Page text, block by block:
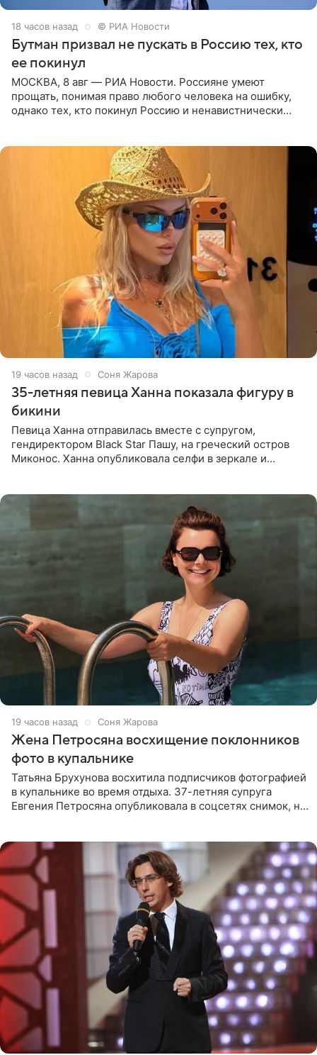
18 часов назад © РИА Новости
Бутман призвал не пускать в Россию тех, кто
ее покинул
МОСКВА, 8 авг — РИА Новости. Россияне умеют
прощать, понимая право любого человека на ошибку,
однако тех, кто покинул Россию и ненавистнически
19 часов назад Соня Жарова
35-летняя певица Ханна показала фигуру в
бикини
Певица Ханна отправилась вместе с супругом,
гендиректором Black Star Пашу, на греческий остров
Миконос. Ханна опубликовала селфи в зеркале и
19 часов назад Соня Жарова
Жена Петросяна восхищение поклонников
фото в купальнике
Татьяна Брухунова восхитила подписчиков фотографией
в купальнике во время отдыха. 37-летняя супруга
Евгения Петросяна опубликовала в соцсетях снимок, на